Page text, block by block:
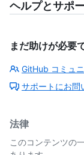
ヘルプとサポ
まだ助けが必要
GitHub コミュ
サポートにお問
法律
このコンテンツの